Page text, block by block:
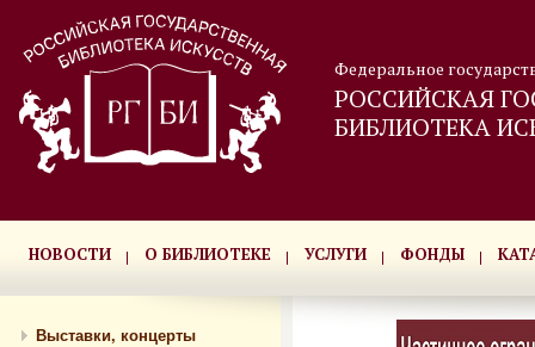
Федеральное
РОССИЙСКАЯ
БИБЛИОТЕКА
НОВОСТИ О БИБЛИОТЕКЕ УСЛУГИ ФОНДЫ
Выставки, концерты